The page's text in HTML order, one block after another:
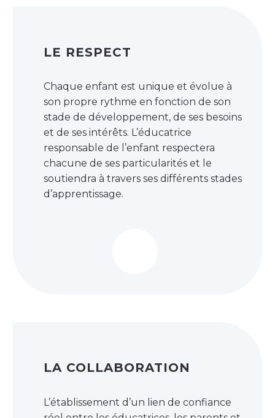
LE RESPECT
Chaque enfant est unique et évolue à
son propre rythme en fonction de son
stade de développement, de ses besoins
et de ses intérêts. L’éducatrice
responsable de l’enfant respectera
chacune de ses particularités et le
soutiendra à travers ses différents stades
d’apprentissage.
LA COLLABORATION
L’établissement d’un lien de confiance